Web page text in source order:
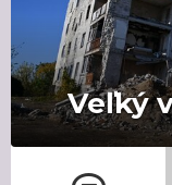
Veľký